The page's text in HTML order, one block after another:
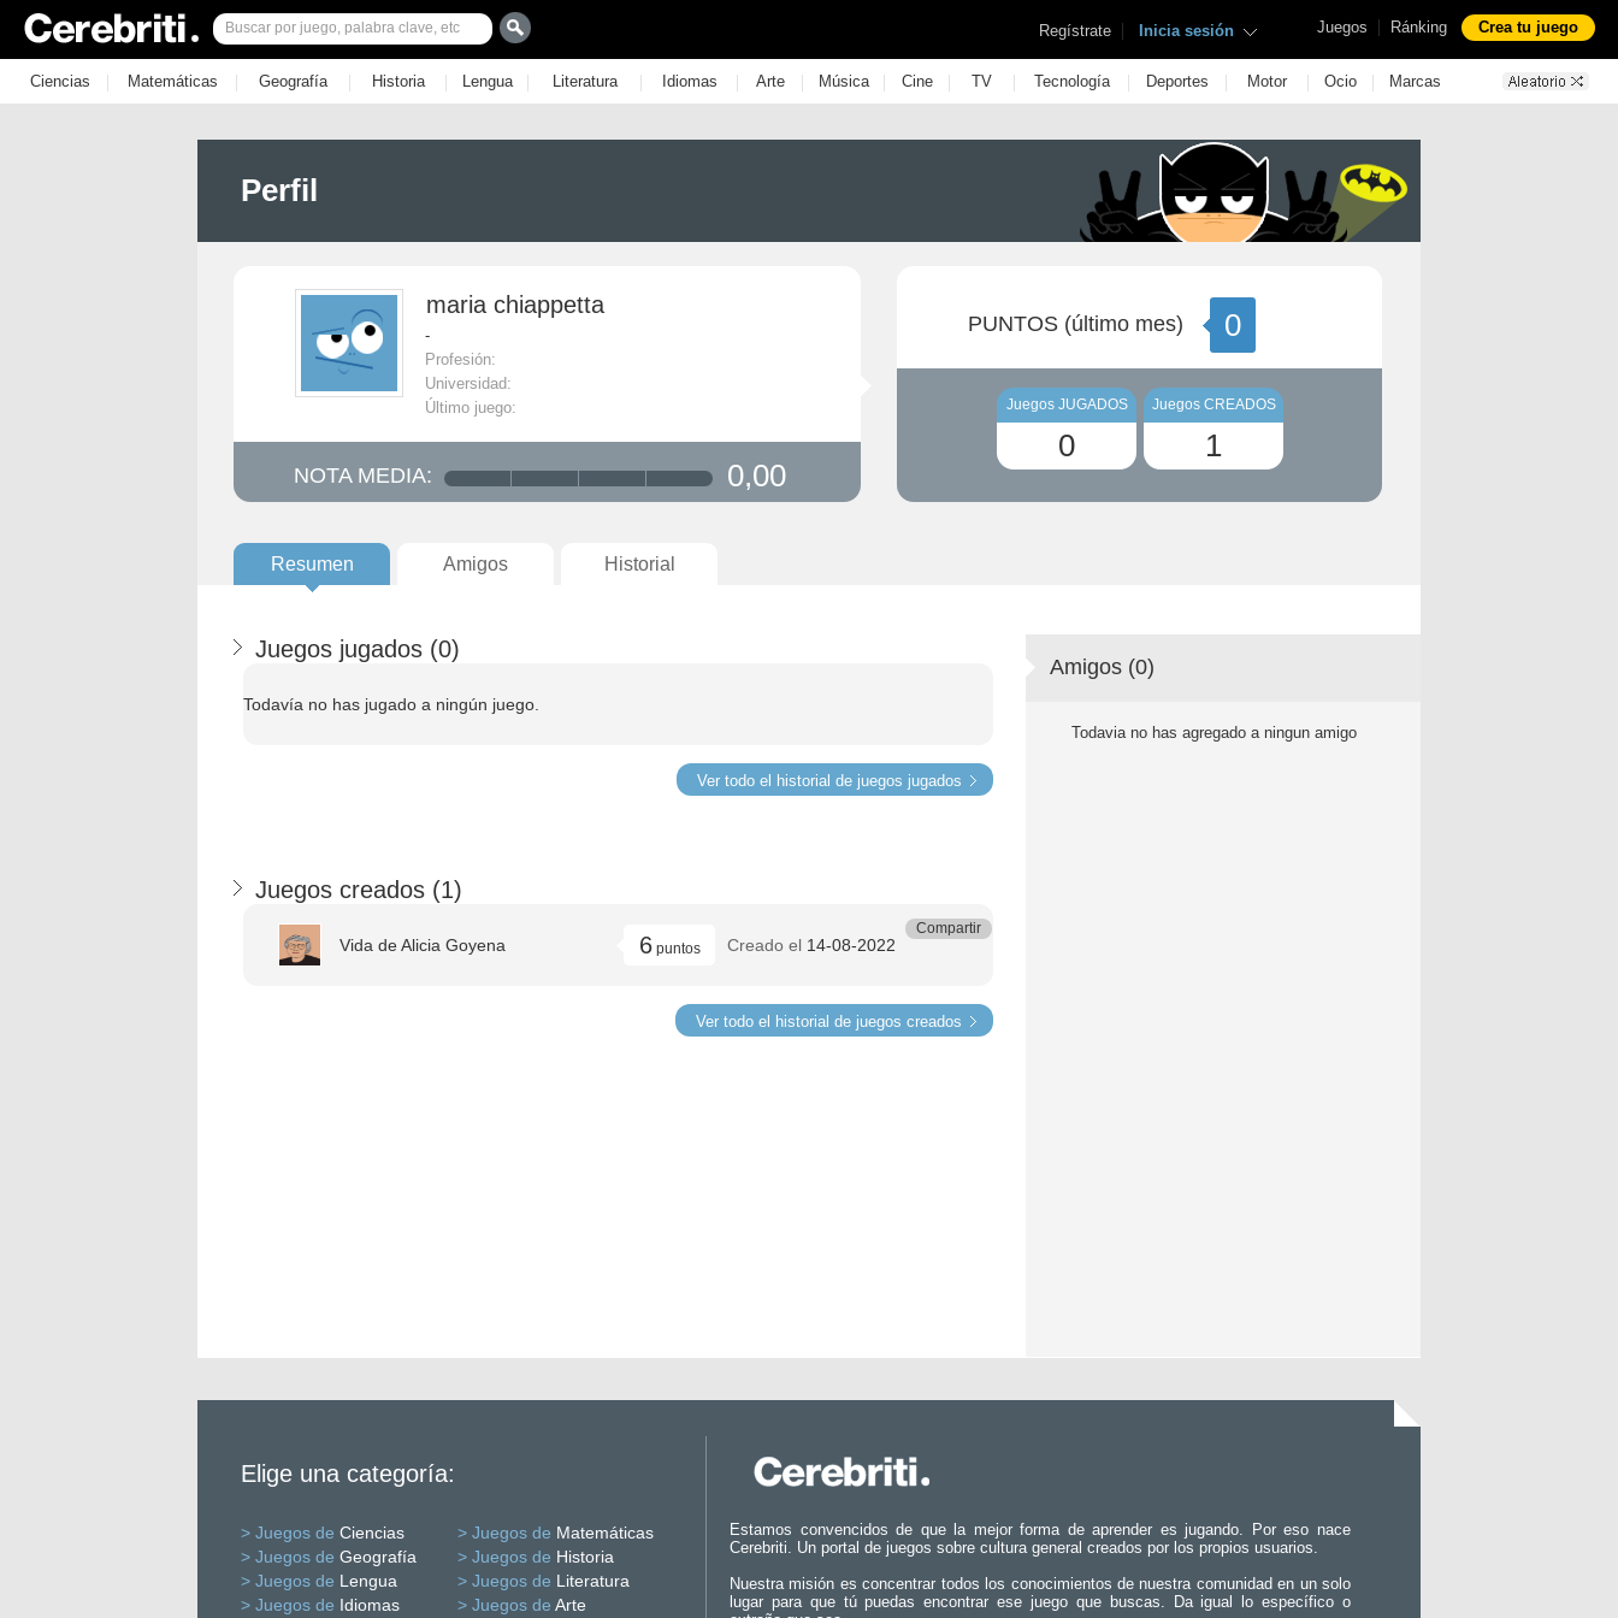
Juegos | Ránking Crea tu juego
Regístrate | Inicia sesión
Ciencias | Matemáticas | Geografía | Historia | Lengua | Literatura | Idiomas | Arte | Música | Cine | TV | Tecnología | Deportes | Motor | Ocio | Marcas
Perfil
maria chiappetta
-
Profesión:
Universidad:
Último juego:
NOTA MEDIA: 0,00
PUNTOS (último mes) 0
Juegos JUGADOS
0
Juegos CREADOS
1
Resumen Amigos Historial
Juegos jugados (0)
Todavía no has jugado a ningún juego.
Ver todo el historial de juegos jugados
Juegos creados (1)
Vida de Alicia Goyena 6puntos Creado el 14-08-2022
Compartir
Ver todo el historial de juegos creados
Amigos (0)
Todavia no has agregado a ningun amigo
Elige una categoría:
> Juegos de Ciencias > Juegos de Matemáticas
> Juegos de Geografía > Juegos de Historia
> Juegos de Lengua > Juegos de Literatura
> Juegos de Idiomas > Juegos de Arte
Estamos convencidos de que la mejor forma de aprender es jugando. Por eso nace
Cerebriti. Un portal de juegos sobre cultura general creados por los propios usuarios.
Nuestra misión es concentrar todos los conocimientos de nuestra comunidad en un solo
lugar para que tú puedas encontrar ese juego que buscas. Da igual lo específico o